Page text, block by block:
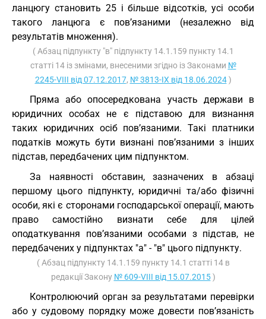
ланцюгу становить 25 і більше відсотків, усі особи
такого ланцюга є пов’язаними (незалежно від
результатів множення).
( Абзац підпункту "в" підпункту 14.1.159 пункту 14.1
статті 14 із змінами, внесеними згідно із Законами №
2245-VIII від 07.12.2017, № 3813-IX від 18.06.2024)
Пряма або опосередкована участь держави в
юридичних особах не є підставою для визнання
таких юридичних осіб пов’язаними. Такі платники
податків можуть бути визнані пов’язаними з інших
підстав, передбачених цим підпунктом.
За наявності обставин, зазначених в абзаці
першому цього підпункту, юридичні та/або фізичні
особи, які є сторонами господарської операції, мають
право самостійно визнати себе для цілей
оподаткування пов’язаними особами з підстав, не
передбачених у підпунктах "а" - "в" цього підпункту.
( Абзац підпункту 14.1.159 пункту 14.1 статті 14 в
редакції Закону № 609-VIII від 15.07.2015)
Контролюючий орган за результатами перевірки
або у судовому порядку може довести пов’язаність